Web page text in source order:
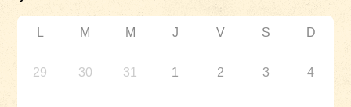
L M M J V S D
29 30 31 1 2 3 4